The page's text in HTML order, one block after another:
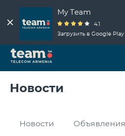
My Team
4.1
Загрузить в Google Play
Новости
Новости Объявления